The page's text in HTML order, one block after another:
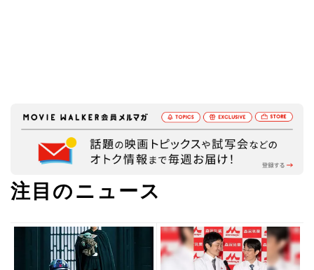
注目のニュース